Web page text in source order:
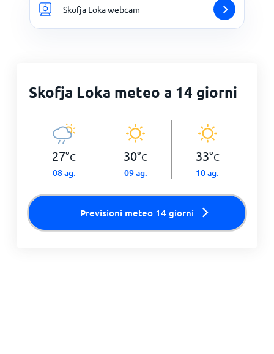
Skofja Loka webcam
Skofja Loka meteo a 14 giorni
27°C
08 ag.
30°C
09 ag.
33°C
10 ag.
Previsioni meteo 14 giorni